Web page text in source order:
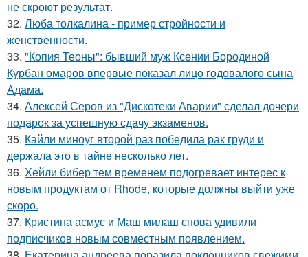
не скроют результат.
32. Люба толкалина - пример стройности и
женственности.
33. "Копия Теоны": бывший муж Ксении Бородиной
Курбан омаров впервые показал лицо годовалого сына
Адама.
34. Алексей Серов из "Дискотеки Аварии" сделал дочери
подарок за успешную сдачу экзаменов.
35. Кайли миноуг второй раз победила рак груди и
держала это в тайне несколько лет.
36. Хейли бибер тем временем подогревает интерес к
новым продуктам от Rhode, которые должны выйти уже
скоро.
37. Кристина асмус и Маш милаш снова удивили
подписчиков новым совместным появлением.